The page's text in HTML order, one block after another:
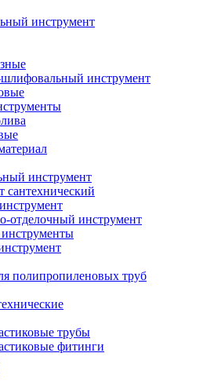
инструмент
инструмент
инструмент
сантехнический
отделочный инструмент
полипропиленовых труб
трубы
фитинги